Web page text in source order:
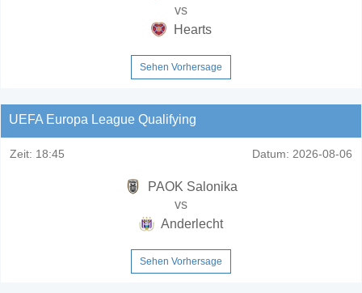
vs
Hearts
Sehen Vorhersage
UEFA Europa League Qualifying
Zeit: 18:45 Datum: 2026-08-06
PAOK Salonika
vs
Anderlecht
Sehen Vorhersage